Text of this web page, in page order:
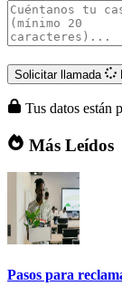
Solicitar llamada
Tus datos están
Más Leídos
Pasos para